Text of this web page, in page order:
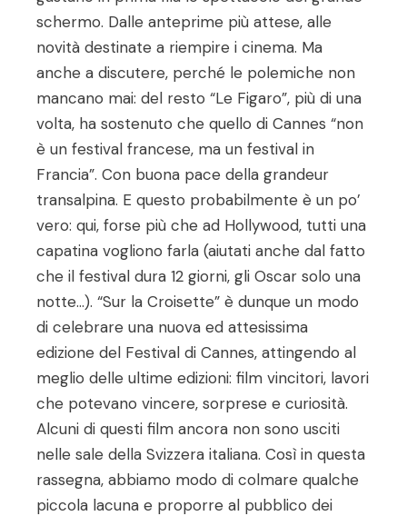
schermo. Dalle anteprime più attese, alle
novità destinate a riempire i cinema. Ma
anche a discutere, perché le polemiche non
mancano mai: del resto “Le Figaro”, più di una
volta, ha sostenuto che quello di Cannes “non
è un festival francese, ma un festival in
Francia”. Con buona pace della grandeur
transalpina. E questo probabilmente è un po’
vero: qui, forse più che ad Hollywood, tutti una
capatina vogliono farla (aiutati anche dal fatto
che il festival dura 12 giorni, gli Oscar solo una
notte…). “Sur la Croisette” è dunque un modo
di celebrare una nuova ed attesissima
edizione del Festival di Cannes, attingendo al
meglio delle ultime edizioni: film vincitori, lavori
che potevano vincere, sorprese e curiosità.
Alcuni di questi film ancora non sono usciti
nelle sale della Svizzera italiana. Così in questa
rassegna, abbiamo modo di colmare qualche
piccola lacuna e proporre al pubblico dei